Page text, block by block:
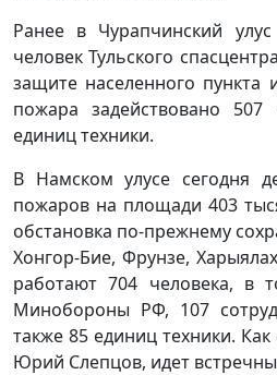
Ранее в Чурапчинский
человек Тульского
защите населенного пункта
пожара задействовано
единиц техники.
В Намском улусе сегодня
пожаров на площади 403
обстановка по-прежнему
Хонгор-Бие, Фрунзе,
работают 704 человека, в
Минобороны РФ, 107
также 85 единиц техники.
Юрий Слепцов, идет